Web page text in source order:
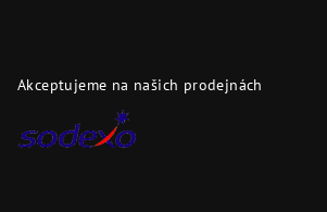
Akceptujeme na našich prodejnách